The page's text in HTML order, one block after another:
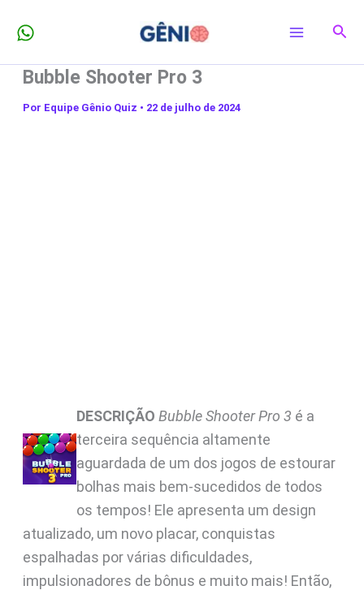
para
conteúdo
Bubble Shooter Pro 3
Por Equipe Gênio Quiz • 22 de julho de 2024
DESCRIÇÃO Bubble Shooter Pro 3 é a
terceira sequência altamente
aguardada de um dos jogos de estourar
bolhas mais bem-sucedidos de todos
os tempos! Ele apresenta um design
atualizado, um novo placar, conquistas
espalhadas por várias dificuldades,
impulsionadores de bônus e muito mais! Então,